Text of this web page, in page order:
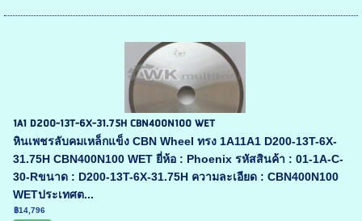
1A1 D200-13T-6X-31.75H CBN400N100 WET
หินเพชรลับคมเหล็กแข็ง CBN Wheel ทรง 1A11A1 D200-13T-6X-
31.75H CBN400N100 WET ยี่ห้อ : Phoenix รหัสสินค้า : 01-1A-C-
30-Rขนาด : D200-13T-6X-31.75H ความละเอียด : CBN400N100
WETประเทศต...
฿14,796